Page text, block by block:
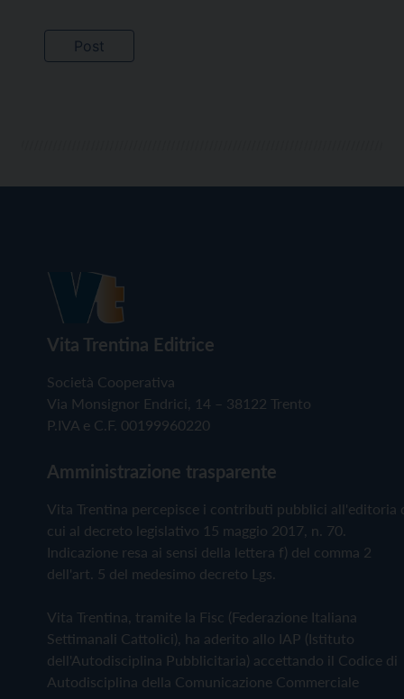
Vita Trentina Editrice
Società Cooperativa
Via Monsignor Endrici, 14 – 38122 Trento
P.IVA e C.F. 00199960220
Amministrazione trasparente
Vita Trentina percepisce i contributi pubblici all'editoria
cui al decreto legislativo 15 maggio 2017, n. 70.
Indicazione resa ai sensi della lettera f) del comma 2
dell'art. 5 del medesimo decreto Lgs.
Vita Trentina, tramite la Fisc (Federazione Italiana
Settimanali Cattolici), ha aderito allo IAP (Istituto
dell'Autodisciplina Pubblicitaria) accettando il Codice di
Autodisciplina della Comunicazione Commerciale